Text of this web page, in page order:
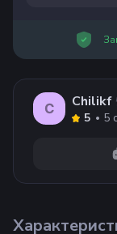
C Chilikf
5 5